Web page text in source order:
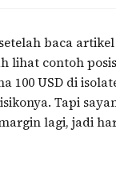
baca
lihat contoh
100 USD di
Tapi
lagi, jadi